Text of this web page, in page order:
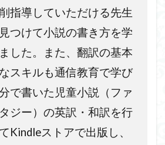
指導していただける先生
つけて小説の書き方を学
した。また、翻訳の基本
スキルも通信教育で学び
で書いた児童小説（ファ
ジー）の英訳・和訳を行
Kindleストアで出版し、